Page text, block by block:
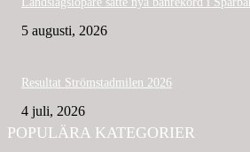
5 augusti, 2026
Resultat Strömstadmilen 2026
4 juli, 2026
POPULÄRA KATEGORIER